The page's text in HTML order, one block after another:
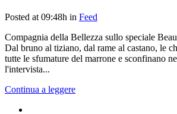
Posted at 09:48h in Feed
Compagnia della Bellezza sullo speciale
Dal bruno al tiziano, dal rame al castano, le
tutte le sfumature del marrone e sconfinano
l'intervista...
Continua a leggere